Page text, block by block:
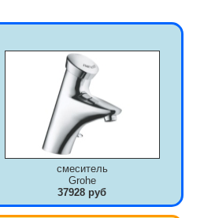
смеситель
Grohe
37928 руб